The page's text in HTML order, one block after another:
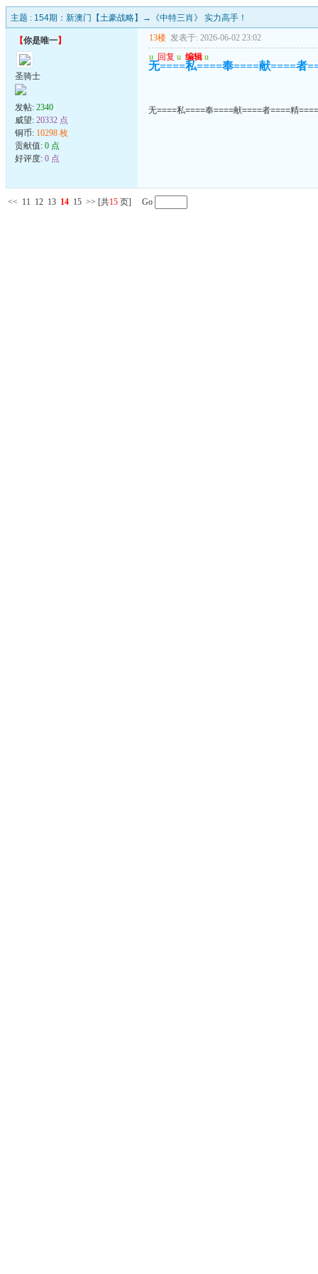
主题 : 154期：新澳门【土豪战略】→《中特三肖》 实力高手！
【你是唯一】
圣骑士
发帖: 2340
威望: 20332 点
铜币: 10298 枚
贡献值: 0 点
好评度: 0 点
13楼 发表于: 2026-06-02 23:02
u 回复 u 编辑 u
无====私====奉====献====者
无====私====奉====献====者====精
<< 11 12 13 14 15 >> [共15 页] Go